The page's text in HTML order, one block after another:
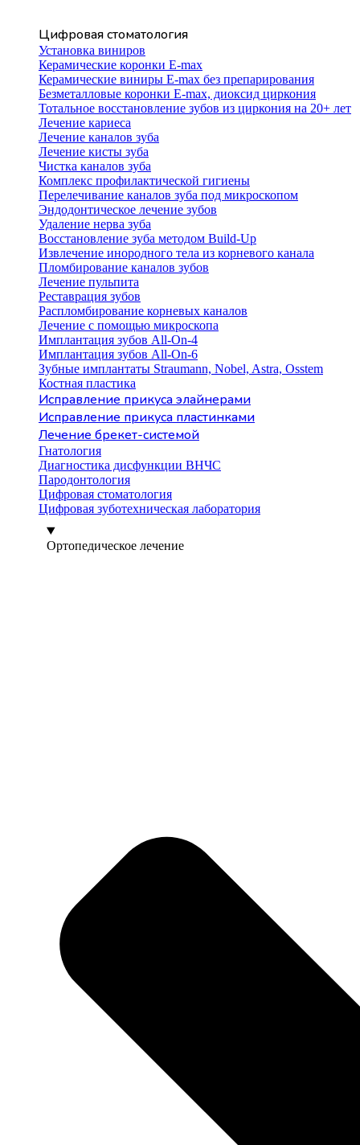
Цифровая стоматология
Установка виниров
Керамические коронки E-max
Керамические виниры E-max без препарирования
Безметалловые коронки Е-max, диоксид циркония
Тотальное восстановление зубов из циркония на 20+ лет
Лечение кариеса
Лечение каналов зуба
Лечение кисты зуба
Чистка каналов зуба
Комплекс профилактической гигиены
Перелечивание каналов зуба под микроскопом
Эндодонтическое лечение зубов
Удаление нерва зуба
Восстановление зуба методом Build-Up
Извлечение инородного тела из корневого канала
Пломбирование каналов зубов
Лечение пульпита
Реставрация зубов
Распломбирование корневых каналов
Лечение с помощью микроскопа
Имплантация зубов All-On-4
Имплантация зубов All-On-6
Зубные имплантаты Straumann, Nobel, Astra, Osstem
Костная пластика
Исправление прикуса элайнерами
Исправление прикуса пластинками
Лечение брекет-системой
Гнатология
Диагностика дисфункции ВНЧС
Пародонтология
Цифровая стоматология
Цифровая зуботехническая лаборатория
Ортопедическое лечение